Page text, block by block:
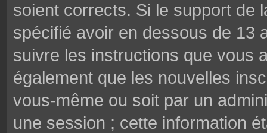
soient corrects. Si le support de
spécifié avoir en dessous de 13
suivre les instructions que vous
également que les nouvelles
vous-même ou soit par un
une session ; cette information